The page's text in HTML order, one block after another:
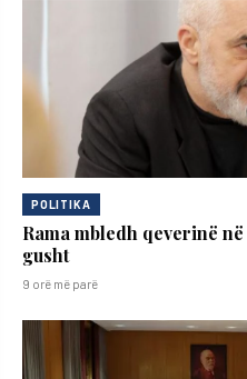
POLITIKA
Rama mbledh qeverinë
gusht
9 orë më parë